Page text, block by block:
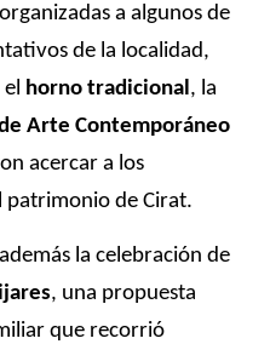
a algunos de
de la localidad,
el horno tradicional , la
Arte Contemporáneo
acercar a los
patrimonio de Cirat.
la celebración de
, una propuesta
que recorrió